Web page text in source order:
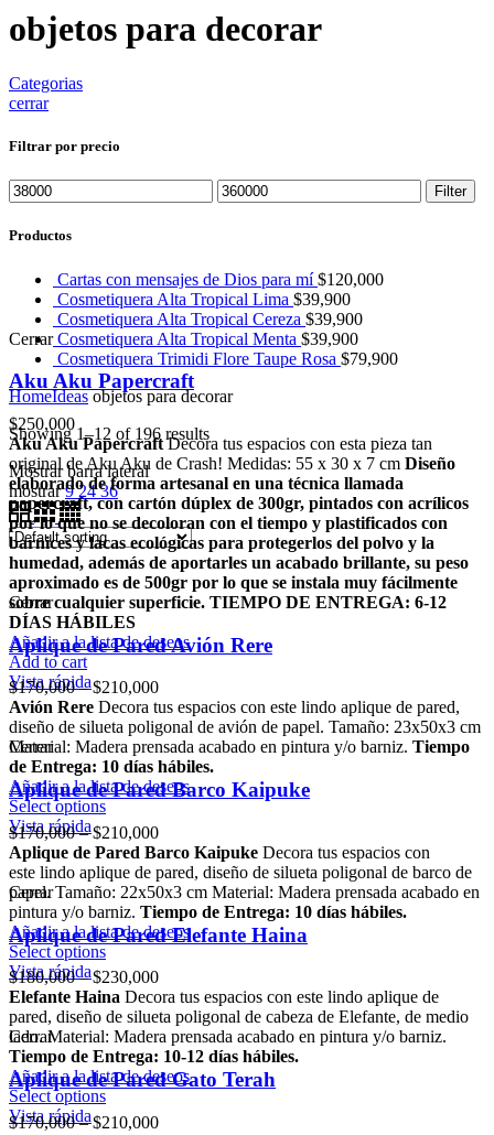
objetos para decorar
Categorias
cerrar
Filtrar por precio
Filter
Productos
Cartas con mensajes de Dios para mí$120,000
Cosmetiquera Alta Tropical Lima $39,900
Cosmetiquera Alta Tropical Cereza $39,900
Cosmetiquera Alta Tropical Menta $39,900
Cosmetiquera Trimidi Flore Taupe Rosa $79,900
HomeIdeasobjetos para decorar
Showing 1–12 of 196 results
Mostrar barra lateral
mostrar 9 24 36
Cerrar
Aku Aku Papercraft
$250,000
Aku Aku PapercraftDecora tus espacios con esta pieza tan
original de Aku Aku de Crash! Medidas: 55 x 30 x 7 cm Diseño
elaborado de forma artesanal en una técnica llamada
papercraft, con cartón dúplex de 300gr, pintados con acrílicos
por lo que no se decoloran con el tiempo y plastificados con
barnices y lacas ecológicas para protegerlos del polvo y la
humedad, además de aportarles un acabado brillante, su peso
aproximado es de 500gr por lo que se instala muy fácilmente
sobre cualquier superficie. TIEMPO DE ENTREGA: 6-12
DÍAS HÁBILES
Añadir a la lista de deseos
Add to cart
Vista rápida
Cerrar
Aplique de Pared Avión Rere
$170,000–$210,000
Avión Rere Decora tus espacios con este lindo aplique de pared,
diseño de silueta poligonal de avión de papel. Tamaño: 23x50x3 cm
Material: Madera prensada acabado en pintura y/o barniz. Tiempo
de Entrega: 10 días hábiles.
Añadir a la lista de deseos
Select options
Vista rápida
Cerrar
Aplique de Pared Barco Kaipuke
$170,000–$210,000
Aplique de Pared Barco Kaipuke Decora tus espacios con
este lindo aplique de pared, diseño de silueta poligonal de barco de
papel. Tamaño: 22x50x3 cm Material: Madera prensada acabado en
pintura y/o barniz. Tiempo de Entrega: 10 días hábiles.
Añadir a la lista de deseos
Select options
Vista rápida
Cerrar
Aplique de Pared Elefante Haina
$180,000–$230,000
Elefante Haina Decora tus espacios con este lindo aplique de
pared, diseño de silueta poligonal de cabeza de Elefante, de medio
lado. Material: Madera prensada acabado en pintura y/o barniz.
Tiempo de Entrega: 10-12 días hábiles.
Añadir a la lista de deseos
Select options
Vista rápida
Cerrar
Aplique de Pared Gato Terah
$170,000–$210,000